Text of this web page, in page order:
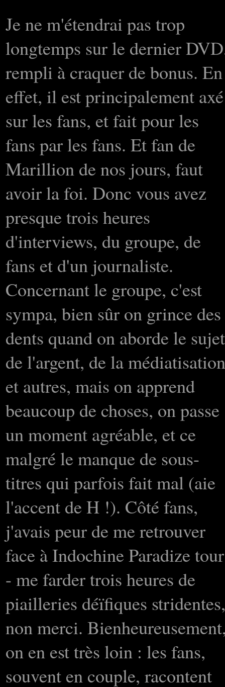
Je ne m'étendrai pas trop
longtemps sur le dernier
rempli à craquer de bonus. En
effet, il est principalement axé
sur les fans, et fait pour les
fans par les fans. Et fan de
Marillion de nos jours, faut
avoir la foi. Donc vous avez
presque trois heures
d'interviews, du groupe, de
fans et d'un journaliste.
Concernant le groupe, c'est
sympa, bien sûr on grince des
dents quand on aborde le sujet
de l'argent, de la médiatisation
et autres, mais on apprend
beaucoup de choses, on passe
un moment agréable, et ce
malgré le manque de sous-
titres qui parfois fait mal (aie
l'accent de H !). Côté fans,
j'avais peur de me retrouver
face à Indochine Paradize tour
- me farder trois heures de
piailleries déïfiques stridentes,
non merci.
on en est très loin : les fans,
souvent en couple, racontent